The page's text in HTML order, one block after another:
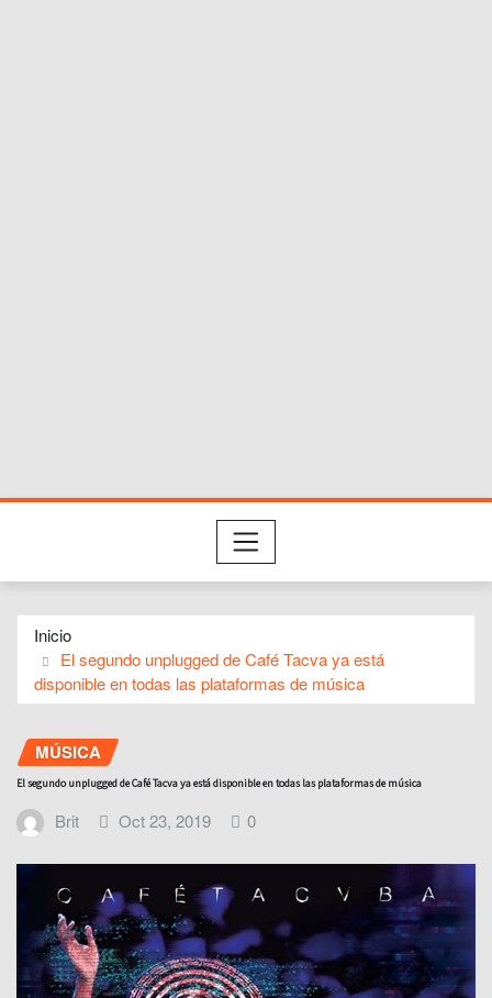
Inicio
El segundo unplugged de Café Tacva ya está
disponible en todas las plataformas de música
MÚSICA
El segundo unplugged de Café Tacva ya está disponible en todas las plataformas de música
Brit Oct 23, 2019 0